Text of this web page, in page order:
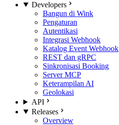
Developers
Bangun di Wink
Pengaturan
Autentikasi
Integrasi Webhook
Katalog Event Webhook
REST dan gRPC
Sinkronisasi Booking
Server MCP
Keterampilan AI
Geolokasi
API
Releases
Overview